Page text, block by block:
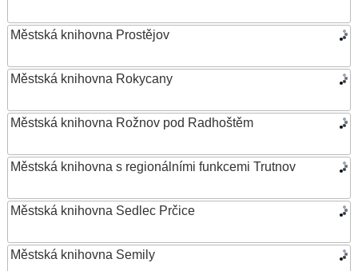
Městská knihovna Prostějov
Městská knihovna Rokycany
Městská knihovna Rožnov pod Radhoštěm
Městská knihovna s regionálními funkcemi Trutnov
Městská knihovna Sedlec Prčice
Městská knihovna Semily